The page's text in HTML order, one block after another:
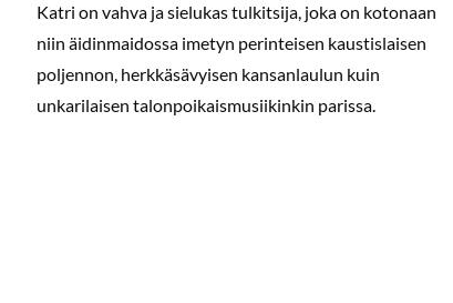
Katri on vahva ja sielukas tulkitsija, joka on kotonaan
niin äidinmaidossa imetyn perinteisen kaustislaisen
poljennon, herkkäsävyisen kansanlaulun kuin
unkarilaisen talonpoikaismusiikinkin parissa.